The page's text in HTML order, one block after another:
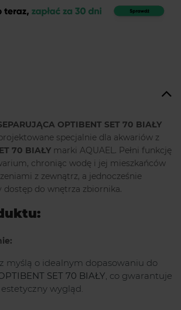
OPTIBENT SET 70 BIAŁY
specjalnie dla akwariów z
70 BIAŁY marki AQUAEL. Pełni funkcję
chroniąc wodę i jej mieszkańców
z zewnątrz, a jednocześnie
dostęp do wnętrza zbiornika.
myślą o idealnym dopasowaniu do
SET 70 BIAŁY, co gwarantuje
wygląd.